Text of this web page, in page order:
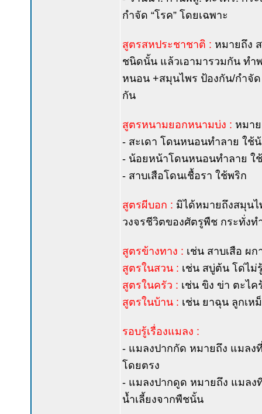
กำจัด “โรค” โดยเฉพาะ
สูตรสหประชาชาติ : หมายถึง
ชนิดนั้น แล้วเอามารวมกัน ทำ
หนอน +สมุนไพร ป้องกัน/กำจั
กัน
สูตรหนามยอกหนามบ่ง : หมา
- สะเดา โดนหนอนทำลาย ใช้
- น้อยหน้าโดนหนอนทำลาย ใ
- สาบเสือโดนเชื้อรา ใช้พริก
สูตรผีบอก : มิได้หมายถึงสมุน
วงจรชีวิตของศัตรูพืช กระทั่ง
สูตรข้างทาง : เช่น สาบเสือ ผก
สูตรในสวน : เช่น สบู่ต้น โด่ไม่
สูตรในครัว : เช่น ขิง ข่า ตะไค
สูตรในบ้าน : เช่น ยาฉุน ลูกเห
รอบรู้เรื่องแมลง :
- แมลงปากกัด หมายถึง แมล
โดยตรง
- แมลงปากดูด หมายถึง แมล
น้ำเลี้ยงจากพืชนั้น